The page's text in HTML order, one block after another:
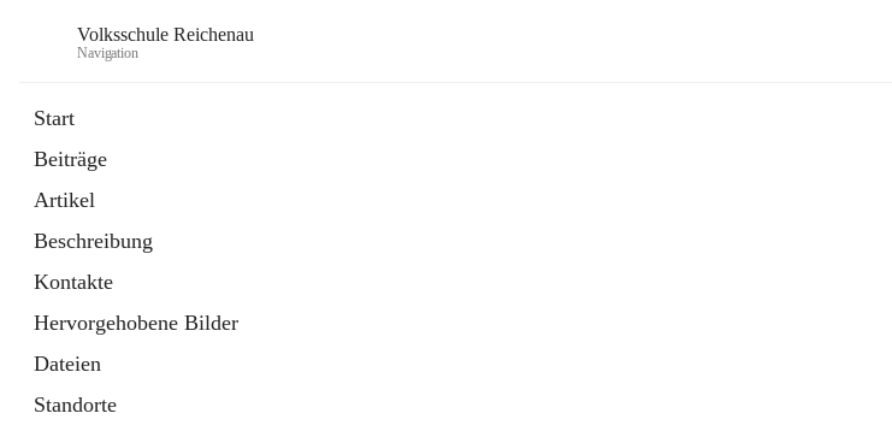
Volksschule Reichenau
Navigation
Start
Beiträge
Artikel
Beschreibung
Kontakte
Hervorgehobene Bilder
Dateien
Standorte